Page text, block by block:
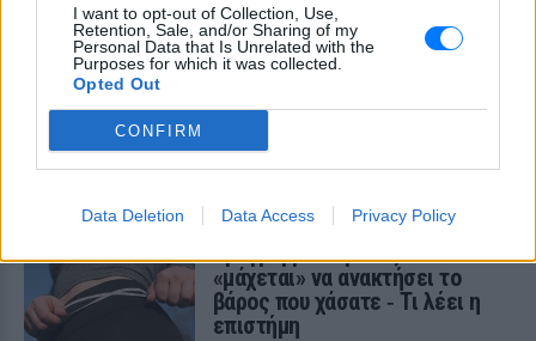
I want to opt-out of Collection, Use,
Retention, Sale, and/or Sharing of my
Personal Data that Is Unrelated with the
Purposes for which it was collected.
Opted Out
CONFIRM
Data Deletion Data Access Privacy Policy
Ο λόγος που οι πιο έξυπνοι
μεγαλύτερα λάθη στις σχέσεις
Τα 4 συχνότερα ερωτικά ατοπήματα των
Γιατί ο εγκέφαλος είναι
προγραμματισμένος να
«μάχεται» να ανακτήσει το
βάρος που χάσατε ‑ Τι λέει η
επιστήμη